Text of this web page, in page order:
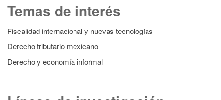
Temas de interés
Fiscalidad internacional y nuevas tecnologías
Derecho tributario mexicano
Derecho y economía informal